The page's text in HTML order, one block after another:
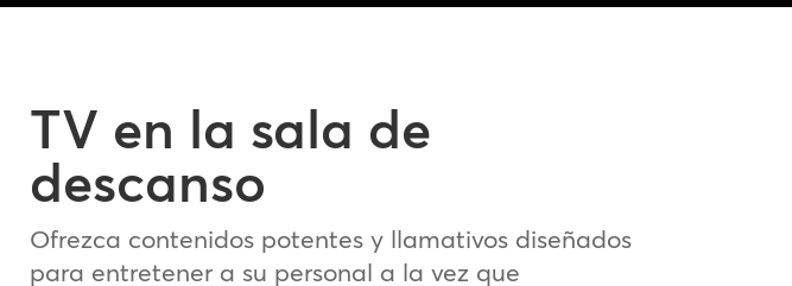
TV en la sala de
descanso
Ofrezca contenidos potentes y llamativos diseñados
para entretener a su personal a la vez que